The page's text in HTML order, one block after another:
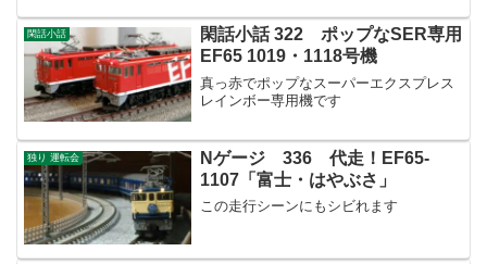
閑話小話
閑話小話 322 ポップなSER専用
EF65 1019・1118号機
真っ赤でポップなスーパーエクスプレス
レインボー専用機です
独り 運転会
Nゲージ 336 代走！EF65-
1107「富士・はやぶさ」
この走行シーンにもシビれます